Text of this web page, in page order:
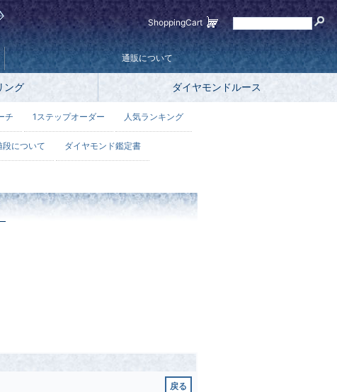
通販について
ング ダイヤモンドルース
戻る
ShoppingCart
チ 1ステップオーダー 人気ランキング
段について ダイヤモンド鑑定書